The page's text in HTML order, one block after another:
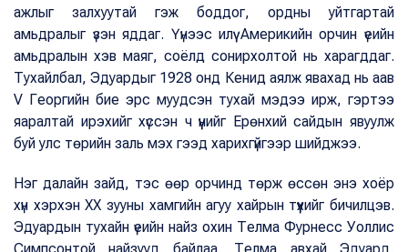
ажлыг залхуутай гэж боддог, ордны уйтгартай
амьдралыг үзэн яддаг. Үүнээс илүү Америкийн орчин үеийн
амьдралын хэв маяг, соёлд сонирхолтой нь харагддаг.
Тухайлбал, Эдуардыг 1928 онд Кенид аялж явахад нь аав
V Георгийн бие эрс муудсэн тухай мэдээ ирж, гэртээ
яаралтай ирэхийг хүссэн ч үүнийг Ерөнхий сайдын явуулж
буй улс төрийн заль мэх гээд харихгүйгээр шийджээ.
Нэг далайн зайд, тэс өөр орчинд төрж өссөн энэ хоёр
хүн хэрхэн XX зууны хамгийн агуу хайрын түүхийг бичилцэв.
Эдуардын тухайн үеийн найз охин Телма Фурнесс Уоллис